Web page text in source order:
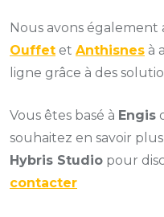
Nous avons également
Ouffet et Anthisnes à
ligne grâce à des
Vous êtes basé à Engis
souhaitez en savoir
Hybris Studio pour
contacter